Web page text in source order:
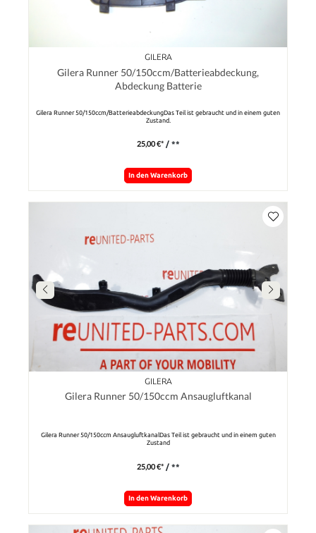
GILERA
Gilera Runner 50/150ccm/Batterieabdeckung,
Abdeckung Batterie
Gilera Runner 50/150ccm/BatterieabdeckungDas Teil ist gebraucht und in einem guten
Zustand.
25,00 €* / **
In den Warenkorb
GILERA
Gilera Runner 50/150ccm Ansaugluftkanal
Gilera Runner 50/150ccm AnsaugluftkanalDas Teil ist gebraucht und in einem guten
Zustand
25,00 €* / **
In den Warenkorb